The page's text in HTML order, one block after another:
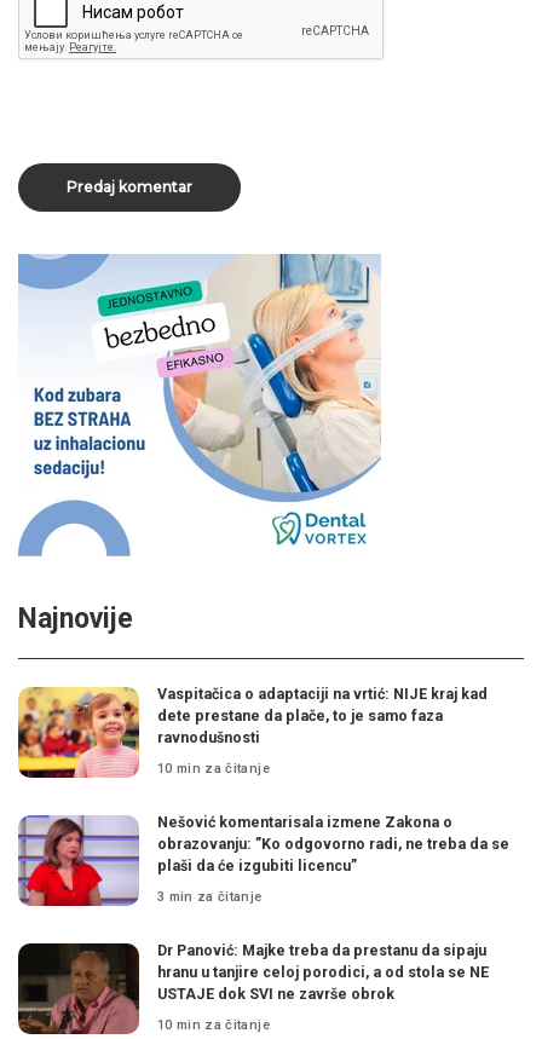
Najnovije
Vaspitačica o adaptaciji na vrtić: NIJE kraj kad
dete prestane da plače, to je samo faza
ravnodušnosti
10 min za čitanje
Nešović komentarisala izmene Zakona o
obrazovanju: ”Ko odgovorno radi, ne treba da se
plaši da će izgubiti licencu”
3 min za čitanje
Dr Panović: Majke treba da prestanu da sipaju
hranu u tanjire celoj porodici, a od stola se NE
USTAJE dok SVI ne završe obrok
10 min za čitanje